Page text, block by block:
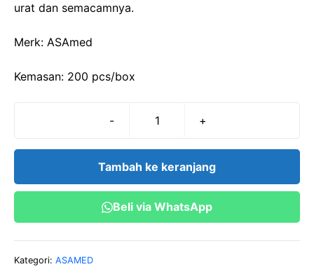
urat dan semacamnya.
Merk: ASAmed
Kemasan: 200 pcs/box
-
Kuantitas
LANCET-
+
Tambah ke keranjang
Beli via WhatsApp
Kategori: ASAMED